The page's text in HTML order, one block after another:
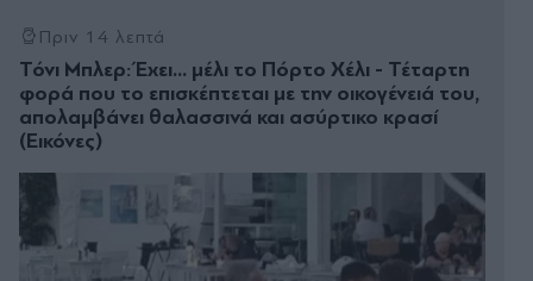
Πριν 14 λεπτά
Τόνι Μπλερ: Έχει... μέλι το Πόρτο Χέλι - Τέταρτη
φορά που το επισκέπτεται με την οικογένειά του,
απολαμβάνει θαλασσινά και ασύρτικο κρασί
(Εικόνες)